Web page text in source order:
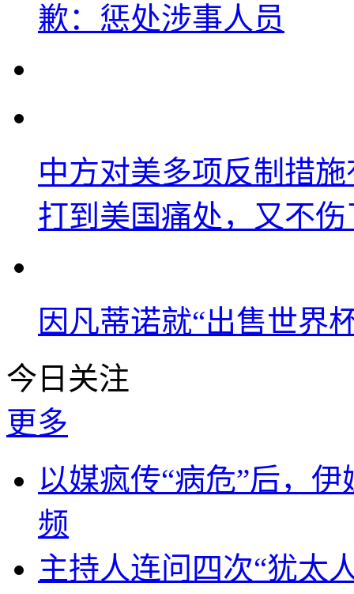
歉：惩处涉事人员
中方对美多项反制措
打到美国痛处，又不
因凡蒂诺就“出售世界
今日关注
更多
以媒疯传“病危”后，
频
主持人连问四次“犹太